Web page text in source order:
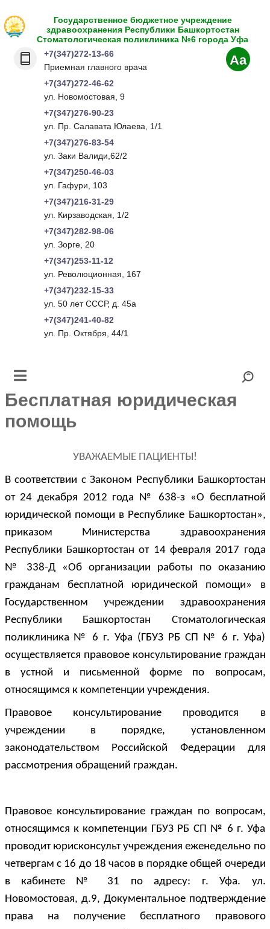
Государственное бюджетное учреждение
здравоохранения Республики Башкортостан
Стоматологическая поликлиника №6 города Уфа
+7(347)272-13-66
Приемная главного врача
+7(347)272-46-62
ул. Новомостовая, 9
+7(347)276-90-23
ул. Пр. Салавата Юлаева, 1/1
+7(347)276-83-54
ул. Заки Валиди,62/2
+7(347)250-46-03
ул. Гафури, 103
+7(347)216-31-29
ул. Кирзаводская, 1/2
+7(347)282-98-06
ул. Зорге, 20
+7(347)253-11-12
ул. Революционная, 167
+7(347)232-15-33
ул. 50 лет СССР, д. 45а
+7(347)241-40-82
ул. Пр. Октября, 44/1
Aa
Бесплатная юридическая
помощь
УВАЖАЕМЫЕ ПАЦИЕНТЫ!
В соответствии с Законом Республики Башкортостан
от 24 декабря 2012 года № 638-з «О бесплатной
юридической помощи в Республике Башкортостан»,
приказом Министерства здравоохранения
Республики Башкортостан от 14 февраля 2017 года
№ 338-Д «Об организации работы по оказанию
гражданам бесплатной юридической помощи» в
Государственном учреждении здравоохранения
Республики Башкортостан Стоматологическая
поликлиника № 6 г. Уфа (ГБУЗ РБ СП № 6 г. Уфа)
осуществляется правовое консультирование граждан
в устной и письменной форме по вопросам,
относящимся к компетенции учреждения.
Правовое консультирование проводится в
учреждении в порядке, установленном
законодательством Российской Федерации для
рассмотрения обращений граждан.
Правовое консультирование граждан по вопросам,
относящимся к компетенции ГБУЗ РБ СП № 6 г. Уфа
проводит юрисконсульт учреждения еженедельно по
четвергам с 16 до 18 часов в порядке общей очереди
в кабинете № 31 по адресу: г. Уфа. ул.
Новомостовая, д.9, Документальное подтверждение
права на получение бесплатного правового